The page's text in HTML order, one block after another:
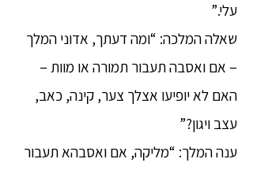
עלי.”
שאלה המלכה: “ומה דעתך, אדוני המלך
– אם ואסבה תעבור תמורה או מוות –
האם לא יופיעו אצלך צער, קינה, כאב,
עצב ויגון?”
ענה המלך: “מליקה, אם ואסבהא תעבור